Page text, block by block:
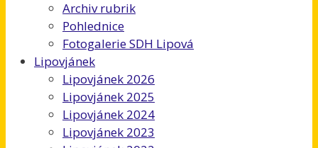
Archiv rubrik
Pohlednice
Fotogalerie SDH Lipová
Lipovjánek
Lipovjánek 2026
Lipovjánek 2025
Lipovjánek 2024
Lipovjánek 2023